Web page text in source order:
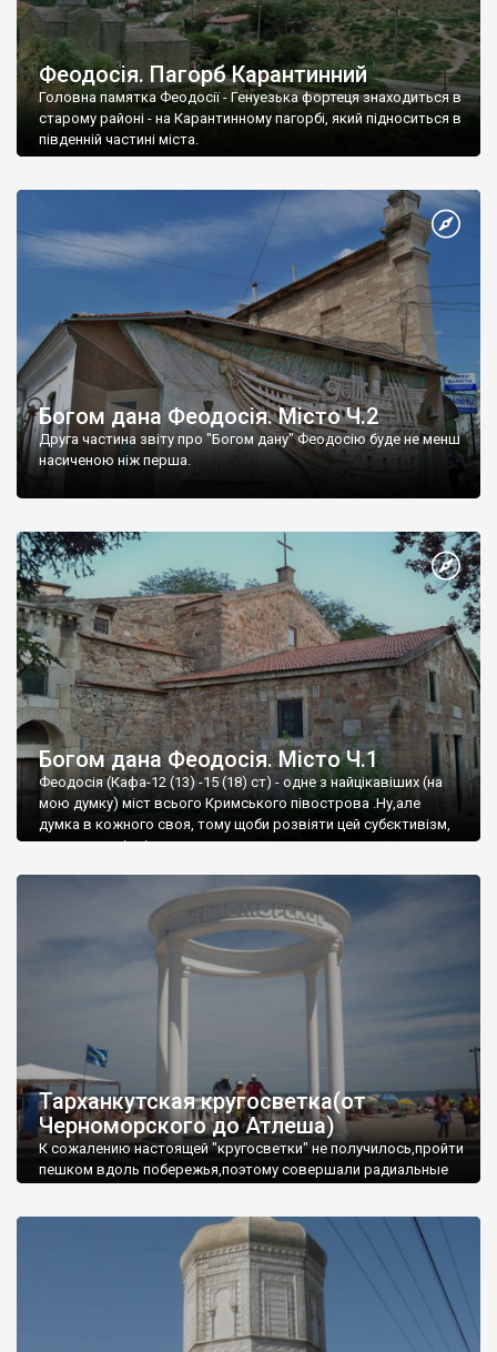
Феодосія. Пагорб Карантинний
Головна памятка Феодосії - Генуезька фортеця знаходиться в
старому районі - на Карантинному пагорбі, який підноситься в
південній частині міста.
Богом дана Феодосія. Місто Ч.2
Друга частина звіту про "Богом дану" Феодосію буде не менш
насиченою ніж перша.
Богом дана Феодосія. Місто Ч.1
Феодосія (Кафа-12 (13) -15 (18) ст) - одне з найцікавіших (на
мою думку) міст всього Кримського півострова .Ну,але
думка в кожного своя, тому щоби розвіяти цей субєктивізм,
запрошую відвідати це
Тарханкутская кругосветка(от
Черноморского до Атлеша)
К сожалению настоящей "кругосветки" не получилось,пройти
пешком вдоль побережья,поэтому совершали радиальные